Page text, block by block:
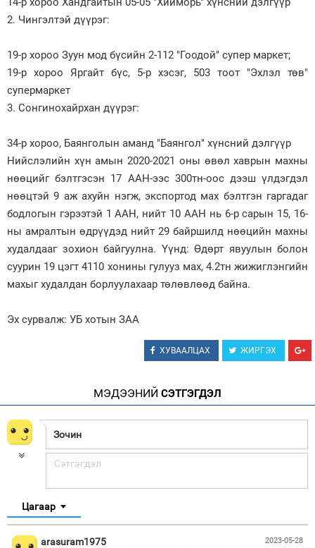
2. Чингэлтэй дүүрэг:
19-р хороо Зуун мод бүсийн 2-112 "Гоодой" супер маркет;
19-р хороо Яргайт бүс, 5-р хэсэг, 503 тоот "Эхлэл төв"
супермаркет
3. Сонгинохайрхан дүүрэг:
34-р хороо, Баянголын аманд "Баянгол" хүнсний дэлгүүр
Нийслэлийн хүн амын 2020-2021 оны өвөл хаврын махны
нөөцийг бэлтгэсэн 17 ААН-ээс 300тн-оос дээш үлдэгдэл
нөөцтэй 9 аж ахуйн нэгж, экспортод мах бэлтгэн гаргадаг
бодлогын гэрээтэй 1 ААН, нийт 10 ААН нь 6-р сарын 15, 16-
ны амралтын өдрүүдэд нийт 29 байршилд нөөцийн махны
худалдааг зохион байгуулна. Үүнд: Өдөрт явуулын болон
суурин 19 цэгт 4110 хонины гулууз мах, 4.2тн жижиглэнгийн
махыг худалдан борлуулахаар төлөвлөөд байна.
Эх сурвалж: УБ хотын ЗАА
ХУВААЛЦАХ ЖИРГЭХ
МЭДЭЭНИЙ СЭТГЭГДЭЛ
Цагаар
2023-05-28
arasuram1975